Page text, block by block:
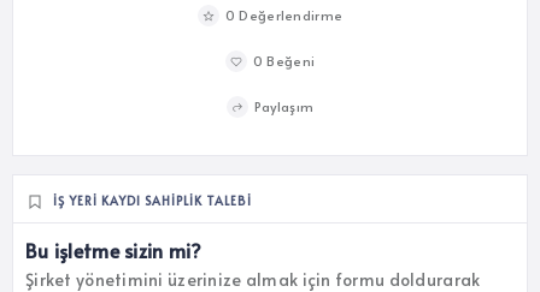
0 Değerlendirme
0 Beğeni
Paylaşım
İŞ YERI KAYDI SAHIPLIK TALEBI
Bu işletme sizin mi?
Şirket yönetimini üzerinize almak için formu doldurarak